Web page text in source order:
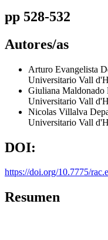
pp 528-532
Autores/as
Arturo Evangelista
Universitario Vall
Giuliana Maldonado
Universitario Vall
Nicolas Villalva
Universitario Vall
DOI:
https://doi.org/10.7775/
Resumen